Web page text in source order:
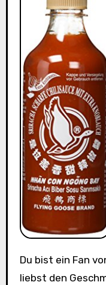
Du bist ein Fan von scharfer Würzsauce und
liebst den